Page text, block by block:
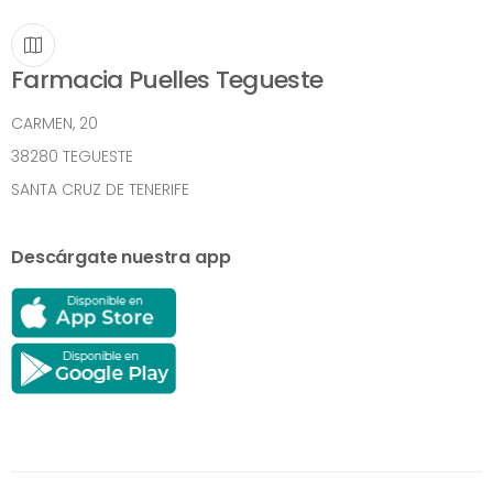
Farmacia Puelles Tegueste
CARMEN, 20
38280 TEGUESTE
SANTA CRUZ DE TENERIFE
Descárgate nuestra app